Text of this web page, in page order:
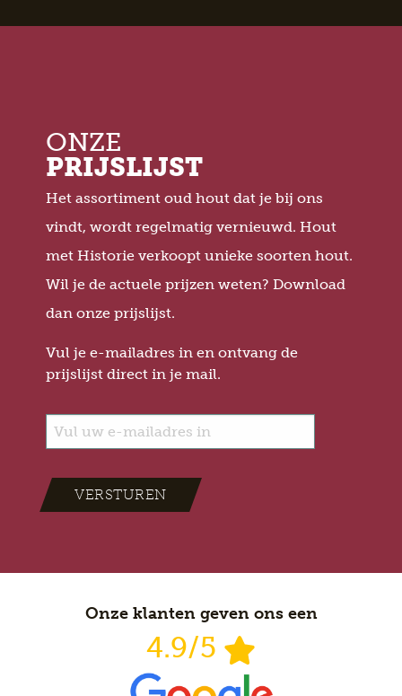
ONZE
PRIJSLIJST
Het assortiment oud hout dat je bij ons
vindt, wordt regelmatig vernieuwd. Hout
met Historie verkoopt unieke soorten hout.
Wil je de actuele prijzen weten? Download
dan onze prijslijst.
Vul je e-mailadres in en ontvang de
prijslijst direct in je mail.
VERSTUREN
Onze klanten geven ons een
4.9/5